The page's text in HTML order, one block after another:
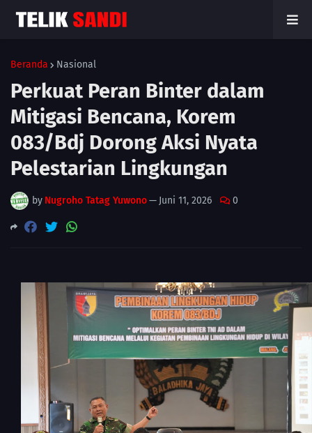
Beranda Nasional
Perkuat Peran Binter dalam
Mitigasi Bencana, Korem
083/Bdj Dorong Aksi Nyata
Pelestarian Lingkungan
by Nugroho Tatag Yuwono— Juni 11, 2026 0